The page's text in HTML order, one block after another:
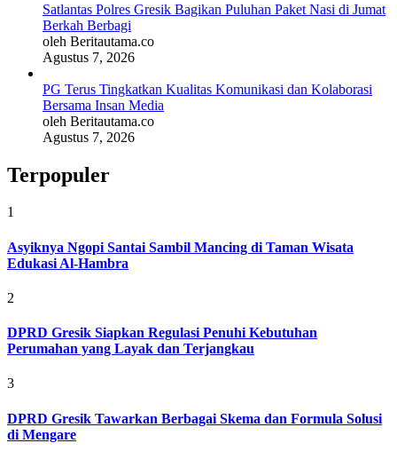
Satlantas Polres Gresik Bagikan Puluhan Paket Nasi di Jumat
Berkah Berbagi
oleh Beritautama.co
Agustus 7, 2026
PG Terus Tingkatkan Kualitas Komunikasi dan Kolaborasi
Bersama Insan Media
oleh Beritautama.co
Agustus 7, 2026
Terpopuler
1
Asyiknya Ngopi Santai Sambil Mancing di Taman Wisata
Edukasi Al-Hambra
2
DPRD Gresik Siapkan Regulasi Penuhi Kebutuhan
Perumahan yang Layak dan Terjangkau
3
DPRD Gresik Tawarkan Berbagai Skema dan Formula Solusi
di Mengare